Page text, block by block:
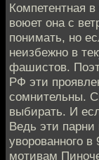
Компетентная
воюет она с
понимать, но
неизбежно в
фашистов.
РФ эти
сомнительны.
выбирать. И
Ведь эти парни
уворованного
мотивам